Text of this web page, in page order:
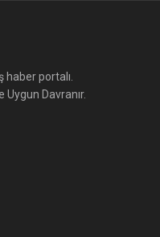
haber portalı.
Davranır.